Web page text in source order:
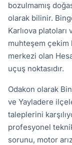
bozulmamış
olarak bilinir.
Karlıova
muhteşem çekim
merkezi olan
uçuş noktasıdır.
Odakon olarak
ve Yayladere
taleplerini
profesyonel
sorunu, motor